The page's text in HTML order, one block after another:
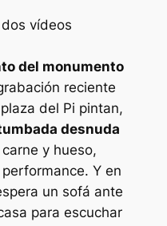
vídeos
del monumento
reciente
del Pi pintan,
desnuda
y hueso,
Y en
un sofá ante
para escuchar